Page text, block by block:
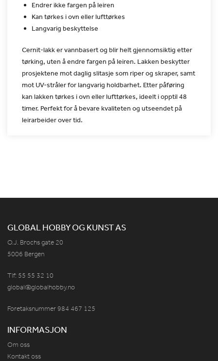
Endrer ikke fargen på leiren
Kan tørkes i ovn eller lufttørkes
Langvarig beskyttelse
Cernit-lakk er vannbasert og blir helt gjennomsiktig etter
tørking, uten å endre fargen på leiren. Lakken beskytter
prosjektene mot daglig slitasje som riper og skraper, samt
mot UV-stråler for langvarig holdbarhet. Etter påføring
kan lakken tørkes i ovn eller lufttørkes, ideelt i opptil 48
timer. Perfektfor å bevare kvaliteten og utseendet på
leirarbeider over tid.
GLOBAL HOBBY OG KUNST AS
O.J. Brochs gate 20
5006 Bergen
Tlf: 55 55 32 10
global@globalhobby.no
Foretaksnummer 984 467 125
INFORMASJON
Om oss
Kontakt oss